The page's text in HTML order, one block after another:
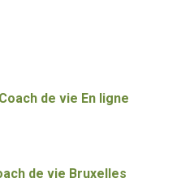
de vie En ligne
de vie Bruxelles